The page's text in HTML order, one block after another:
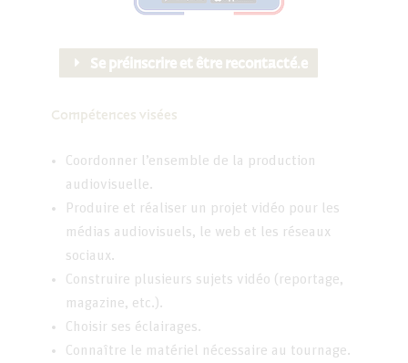
Se préinscrire et être recontacté.e
Compétences visées
Coordonner l’ensemble de la production
audiovisuelle.
Produire et réaliser un projet vidéo pour les
médias audiovisuels, le web et les réseaux
sociaux.
Construire plusieurs sujets vidéo (reportage,
magazine, etc.).
Choisir ses éclairages.
Connaître le matériel nécessaire au tournage.